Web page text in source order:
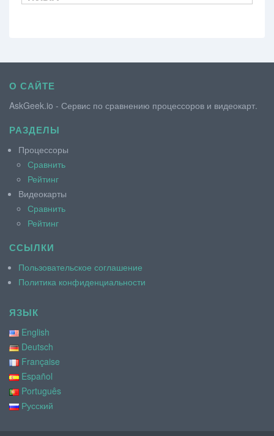
О САЙТЕ
AskGeek.io - Сервис по сравнению процессоров и видеокарт.
РАЗДЕЛЫ
Процессоры
Сравнить
Рейтинг
Видеокарты
Сравнить
Рейтинг
ССЫЛКИ
Пользовательское соглашение
Политика конфиденциальности
ЯЗЫК
English
Deutsch
Française
Español
Português
Русский